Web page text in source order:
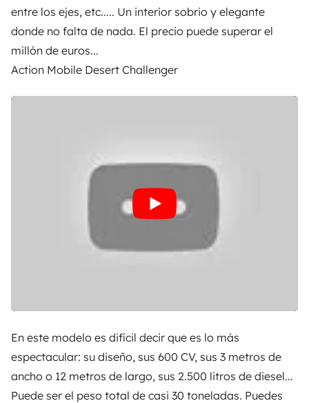
entre los ejes, etc..... Un interior sobrio y elegante
donde no falta de nada. El precio puede superar el
millón de euros...
Action Mobile Desert Challenger
En este modelo es difícil decir que es lo más
espectacular: su diseño, sus 600 CV, sus 3 metros de
ancho o 12 metros de largo, sus 2.500 litros de diesel...
Puede ser el peso total de casi 30 toneladas. Puedes